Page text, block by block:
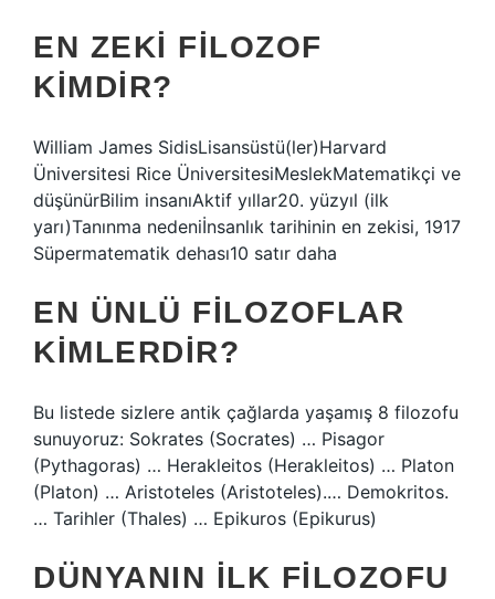
EN ZEKI FILOZOF
KIMDIR?
William James SidisLisansüstü(ler)Harvard
Üniversitesi Rice ÜniversitesiMeslekMatematikçi ve
düşünürBilim insanıAktif yıllar20. yüzyıl (ilk
yarı)Tanınma nedeniİnsanlık tarihinin en zekisi, 1917
Süpermatematik dehası10 satır daha
EN ÜNLÜ FILOZOFLAR
KIMLERDIR?
Bu listede sizlere antik çağlarda yaşamış 8 filozofu
sunuyoruz: Sokrates (Socrates) … Pisagor
(Pythagoras) … Herakleitos (Herakleitos) … Platon
(Platon) … Aristoteles (Aristoteles).​… Demokritos.
… Tarihler (Thales) … Epikuros (Epikurus)
DÜNYANIN ILK FILOZOFU